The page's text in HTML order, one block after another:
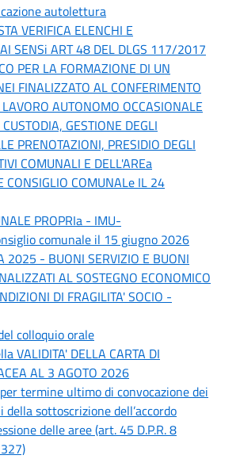
autolettura
VERIFICA ELENCHI E
SENSi ART 48 DEL DLGS 117/2017
PER LA FORMAZIONE DI UN
FINALIZZATO AL CONFERIMENTO
AUTONOMO OCCASIONALE
GESTIONE DEGLI
PRENOTAZIONI, PRESIDIO DEGLI
COMUNALI E DELL'AREa
CONSIGLIO COMUNALe IL 24
PROPRIa - IMU-
comunale il 15 giugno 2026
2025 - BUONI SERVIZIO E BUONI
AL SOSTEGNO ECONOMICO
DI FRAGILITA' SOCIO -
colloquio orale
VALIDITA' DELLA CARTA DI
AL 3 AGOTO 2026
termine ultimo di convocazione dei
sottoscrizione dell’accordo
delle aree (art. 45 D.P.R. 8